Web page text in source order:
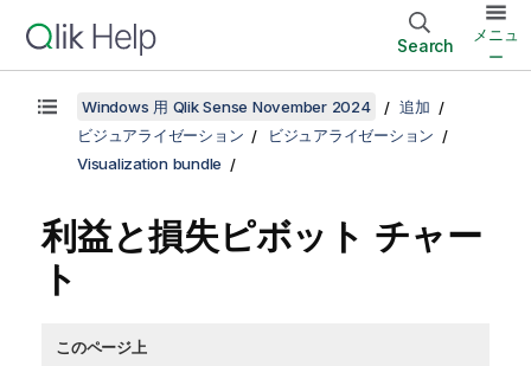
Search
メニュ
ー
Windows 用 Qlik Sense November 2024
追加
ビジュアライゼーション
ビジュアライゼーション
Visualization bundle
利益と損失ピボット チャー
ト
このページ上